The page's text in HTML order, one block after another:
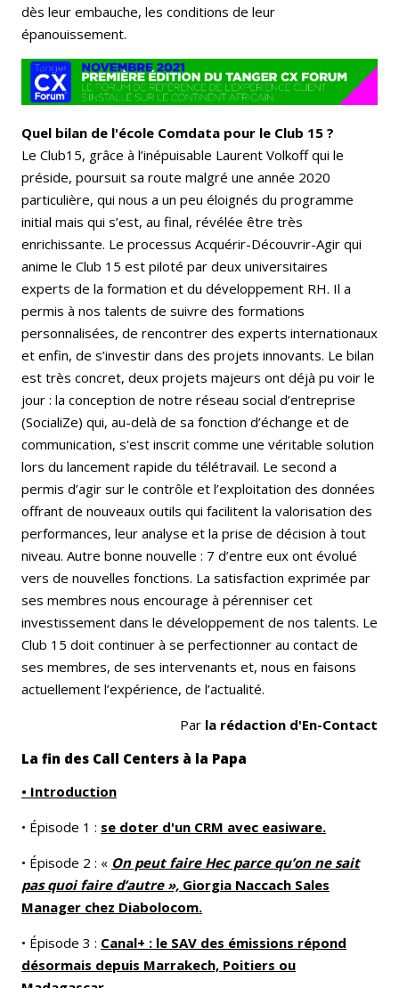
dès leur embauche, les conditions de leur
épanouissement.
Quel bilan de l'école Comdata pour le Club 15 ?
Le Club15, grâce à l’inépuisable Laurent Volkoff qui le
préside, poursuit sa route malgré une année 2020
particulière, qui nous a un peu éloignés du programme
initial mais qui s’est, au final, révélée être très
enrichissante. Le processus Acquérir-Découvrir-Agir qui
anime le Club 15 est piloté par deux universitaires
experts de la formation et du développement RH. Il a
permis à nos talents de suivre des formations
personnalisées, de rencontrer des experts internationaux
et enfin, de s’investir dans des projets innovants. Le bilan
est très concret, deux projets majeurs ont déjà pu voir le
jour : la conception de notre réseau social d’entreprise
(SocialiZe) qui, au-delà de sa fonction d’échange et de
communication, s'est inscrit comme une véritable solution
lors du lancement rapide du télétravail. Le second a
permis d’agir sur le contrôle et l’exploitation des données
offrant de nouveaux outils qui facilitent la valorisation des
performances, leur analyse et la prise de décision à tout
niveau. Autre bonne nouvelle : 7 d’entre eux ont évolué
vers de nouvelles fonctions. La satisfaction exprimée par
ses membres nous encourage à pérenniser cet
investissement dans le développement de nos talents. Le
Club 15 doit continuer à se perfectionner au contact de
ses membres, de ses intervenants et, nous en faisons
actuellement l’expérience, de l’actualité.
Par la rédaction d'En-Contact
La fin des Call Centers à la Papa
• Introduction
• Épisode 1 : se doter d'un CRM avec easiware.
• Épisode 2 : « On peut faire Hec parce qu’on ne sait
pas quoi faire d’autre », Giorgia Naccach Sales
Manager chez Diabolocom.
• Épisode 3 : Canal+ : le SAV des émissions répond
désormais depuis Marrakech, Poitiers ou